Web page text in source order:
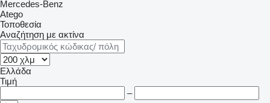
Mercedes-Benz
Atego
Τοποθεσία
Αναζήτηση με ακτίνα
Ελλάδα
Τιμή
–